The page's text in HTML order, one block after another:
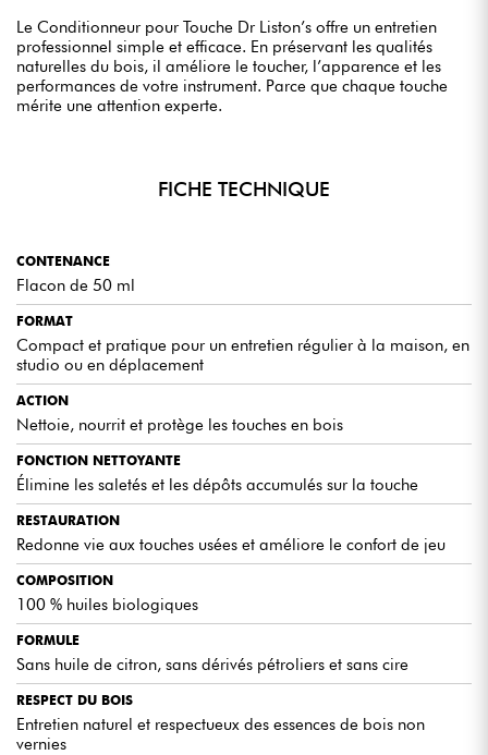
Le Conditionneur pour Touche Dr Liston’s offre un entretien
professionnel simple et efficace. En préservant les qualités
naturelles du bois, il améliore le toucher, l’apparence et les
performances de votre instrument. Parce que chaque touche
mérite une attention experte.
FICHE TECHNIQUE
CONTENANCE
Flacon de 50 ml
FORMAT
Compact et pratique pour un entretien régulier à la maison, en
studio ou en déplacement
ACTION
Nettoie, nourrit et protège les touches en bois
FONCTION NETTOYANTE
Élimine les saletés et les dépôts accumulés sur la touche
RESTAURATION
Redonne vie aux touches usées et améliore le confort de jeu
COMPOSITION
100 % huiles biologiques
FORMULE
Sans huile de citron, sans dérivés pétroliers et sans cire
RESPECT DU BOIS
Entretien naturel et respectueux des essences de bois non
vernies